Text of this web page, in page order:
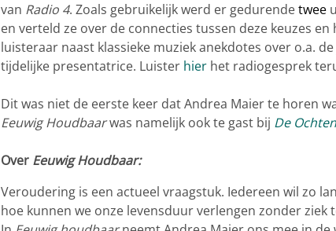
van Radio 4. Zoals gebruikelijk werd er gedurendetwee
en verteld ze over de connecties tussen deze keuzes
luisteraar naast klassieke muziek anekdotes over o.a.
tijdelijke presentatrice. Luister hier het radiogesprek
Dit was niet de eerste keer dat Andrea Maier te horen
Eeuwig Houdbaarwas namelijk ook te gast bij De
Over Eeuwig Houdbaar:
Veroudering is een actueel vraagstuk. Iedereen wil zo
hoe kunnen we onze levensduur verlengen zonder ziek